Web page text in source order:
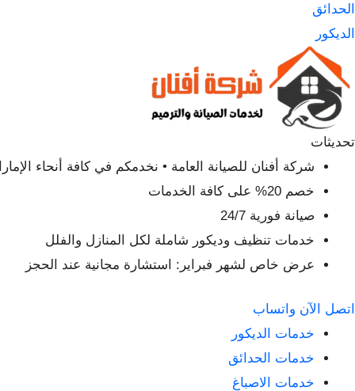
الحدائق
الديكور
تحديثات
شركة أفنان للصيانة العامة • نخدمكم في كافة أنحاء
خصم 20% على كافة الخدمات
صيانة فورية 24/7
خدمات تنظيف وديكور شاملة لكل المنازل والفلل
عرض خاص لشهر فبراير: استشارة مجانية عند الحجز
اتصل الآن واتساب
خدمات الديكور
خدمات الحدائق
خدمات الاصباغ